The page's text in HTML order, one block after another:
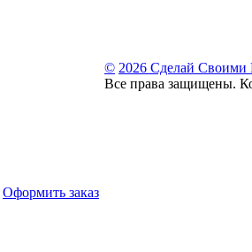
© 2026 Сделай Своими
Все права защищены.
Оформить заказ